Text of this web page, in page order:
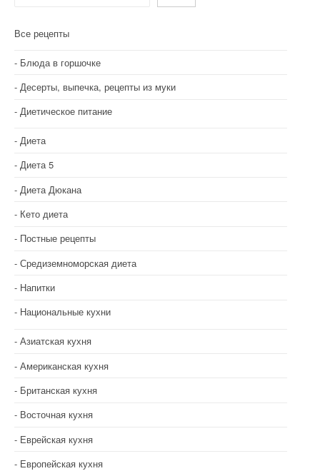
Все рецепты
Блюда в горшочке
Десерты, выпечка, рецепты из муки
Диетическое питание
Диета
Диета 5
Диета Дюкана
Кето диета
Постные рецепты
Средиземноморская диета
Напитки
Национальные кухни
Азиатская кухня
Американская кухня
Британская кухня
Восточная кухня
Еврейская кухня
Европейская кухня